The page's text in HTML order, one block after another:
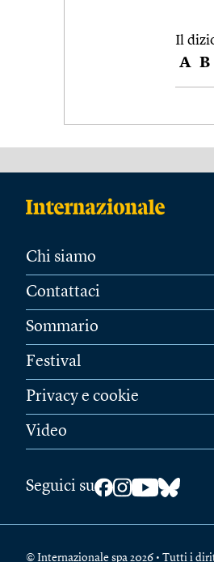
Il
A B
Chi siamo
Contattaci
Sommario
Festival
Privacy e cookie
Video
Seguici su
© Internazionale spa 2026 • Tutti i